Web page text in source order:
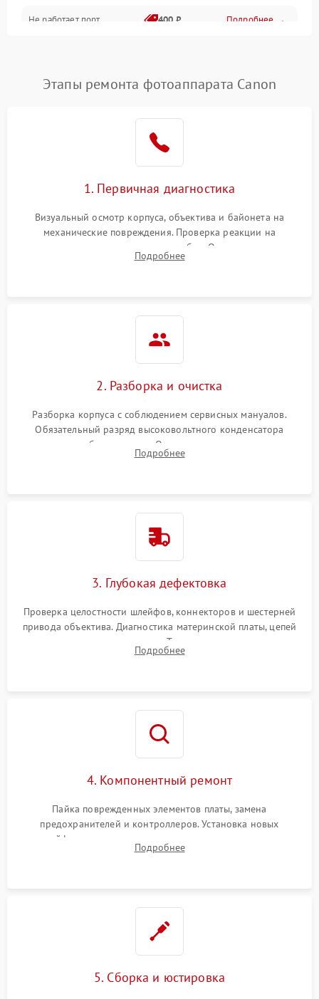
Коммуникации и интерфейсы
Не работает порт 400 ₽ Подробнее →
Этапы ремонта фотоаппарата Canon
1. Первичная диагностика
Визуальный осмотр корпуса, объектива и байонета на
механические повреждения. Проверка реакции на
включение, считывание кодов ошибок. Оценка состояния
матрицы и затвора, проверка работы автофокуса и вспышки.
Подробнее
2. Разборка и очистка
Разборка корпуса с соблюдением сервисных мануалов.
Обязательный разряд высоковольтного конденсатора
вспышки для безопасности. Очистка внутренних узлов от
пыли, песка и следов влаги с помощью спецсредств.
Подробнее
3. Глубокая дефектовка
Проверка целостности шлейфов, коннекторов и шестерней
привода объектива. Диагностика материнской платы, цепей
питания и картоприемника. Тестирование механизма
затвора и блока внутрикамерной стабилизации.
Подробнее
4. Компонентный ремонт
Пайка поврежденных элементов платы, замена
предохранителей и контроллеров. Установка новых
шлейфов, дисплея, механизма затвора или двигателя
автофокуса. Восстановление геометрии тубуса объектива
Подробнее
5. Сборка и юстировка